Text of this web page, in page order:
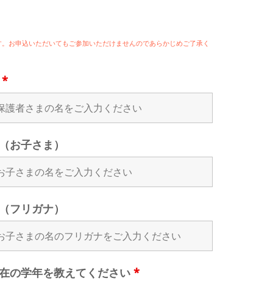
お申込いただいてもご参加いただけませんのであらかじめご了承く
*
お子さま）
フリガナ）
の学年を教えてください*